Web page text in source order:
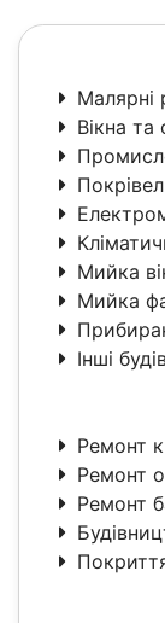
Малярні
Вікна та
Мийка
Мийка
Інші
Ремонт
Ремонт
Ремонт